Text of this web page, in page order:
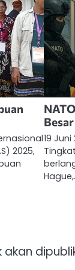
2025,
19